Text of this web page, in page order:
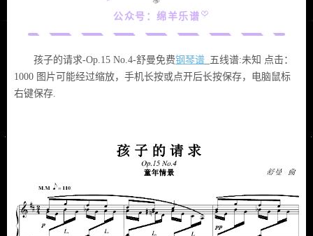
公众号：绵羊乐谱
孩子的请求-Op.15 No.4-舒曼免费钢琴谱 _五线谱:未知 点击：
1000 图片可能经过缩放，手机长按或点开后长按保存，电脑鼠标
右键保存.